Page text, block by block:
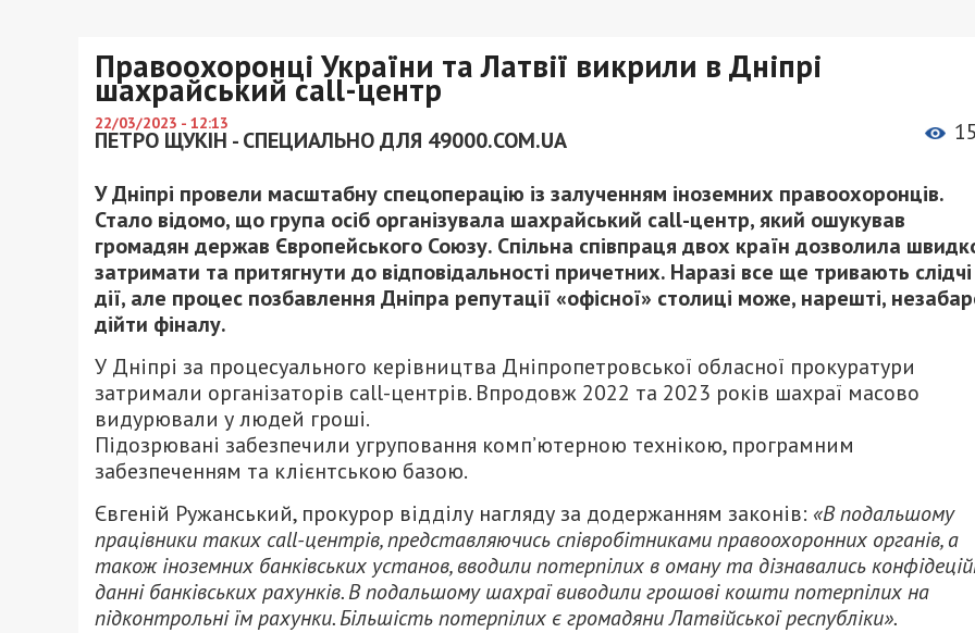
Правоохоронці України та Латвії викрили в Дніпрі
шахрайський сall-центр
22/03/2023 - 12:13
ПЕТРО ЩУКІН - СПЕЦИАЛЬНО ДЛЯ 49000.COM.UA
У Дніпрі провели масштабну спецоперацію із залученням іноземних правоохоронців.
Стало відомо, що група осіб організувала шахрайський сall-центр, який ошукував
громадян держав Європейського Союзу. Спільна співпраця двох країн дозволила
затримати та притягнути до відповідальності причетних. Наразі все ще тривають слідчі
дії, але процес позбавлення Дніпра репутації «офісної» столиці може, нарешті,
дійти фіналу.
У Дніпрі за процесуального керівництва Дніпропетровської обласної прокуратури
затримали організаторів call-центрів. Впродовж 2022 та 2023 років шахраї масово
видурювали у людей гроші.
Підозрювані забезпечили угруповання комп’ютерною технікою, програмним
забезпеченням та клієнтською базою.
Євгеній Ружанський, прокурор відділу нагляду за додержанням законів: «В подальшому
працівники таких сall-центрів, представляючись співробітниками правоохоронних органів, а
також іноземних банківських установ, вводили потерпілих в оману та дізнавались
данні банківських рахунків. В подальшому шахраї виводили грошові кошти потерпілих на
підконтрольні їм рахунки. Більшість потерпілих є громадяни Латвійської республіки».